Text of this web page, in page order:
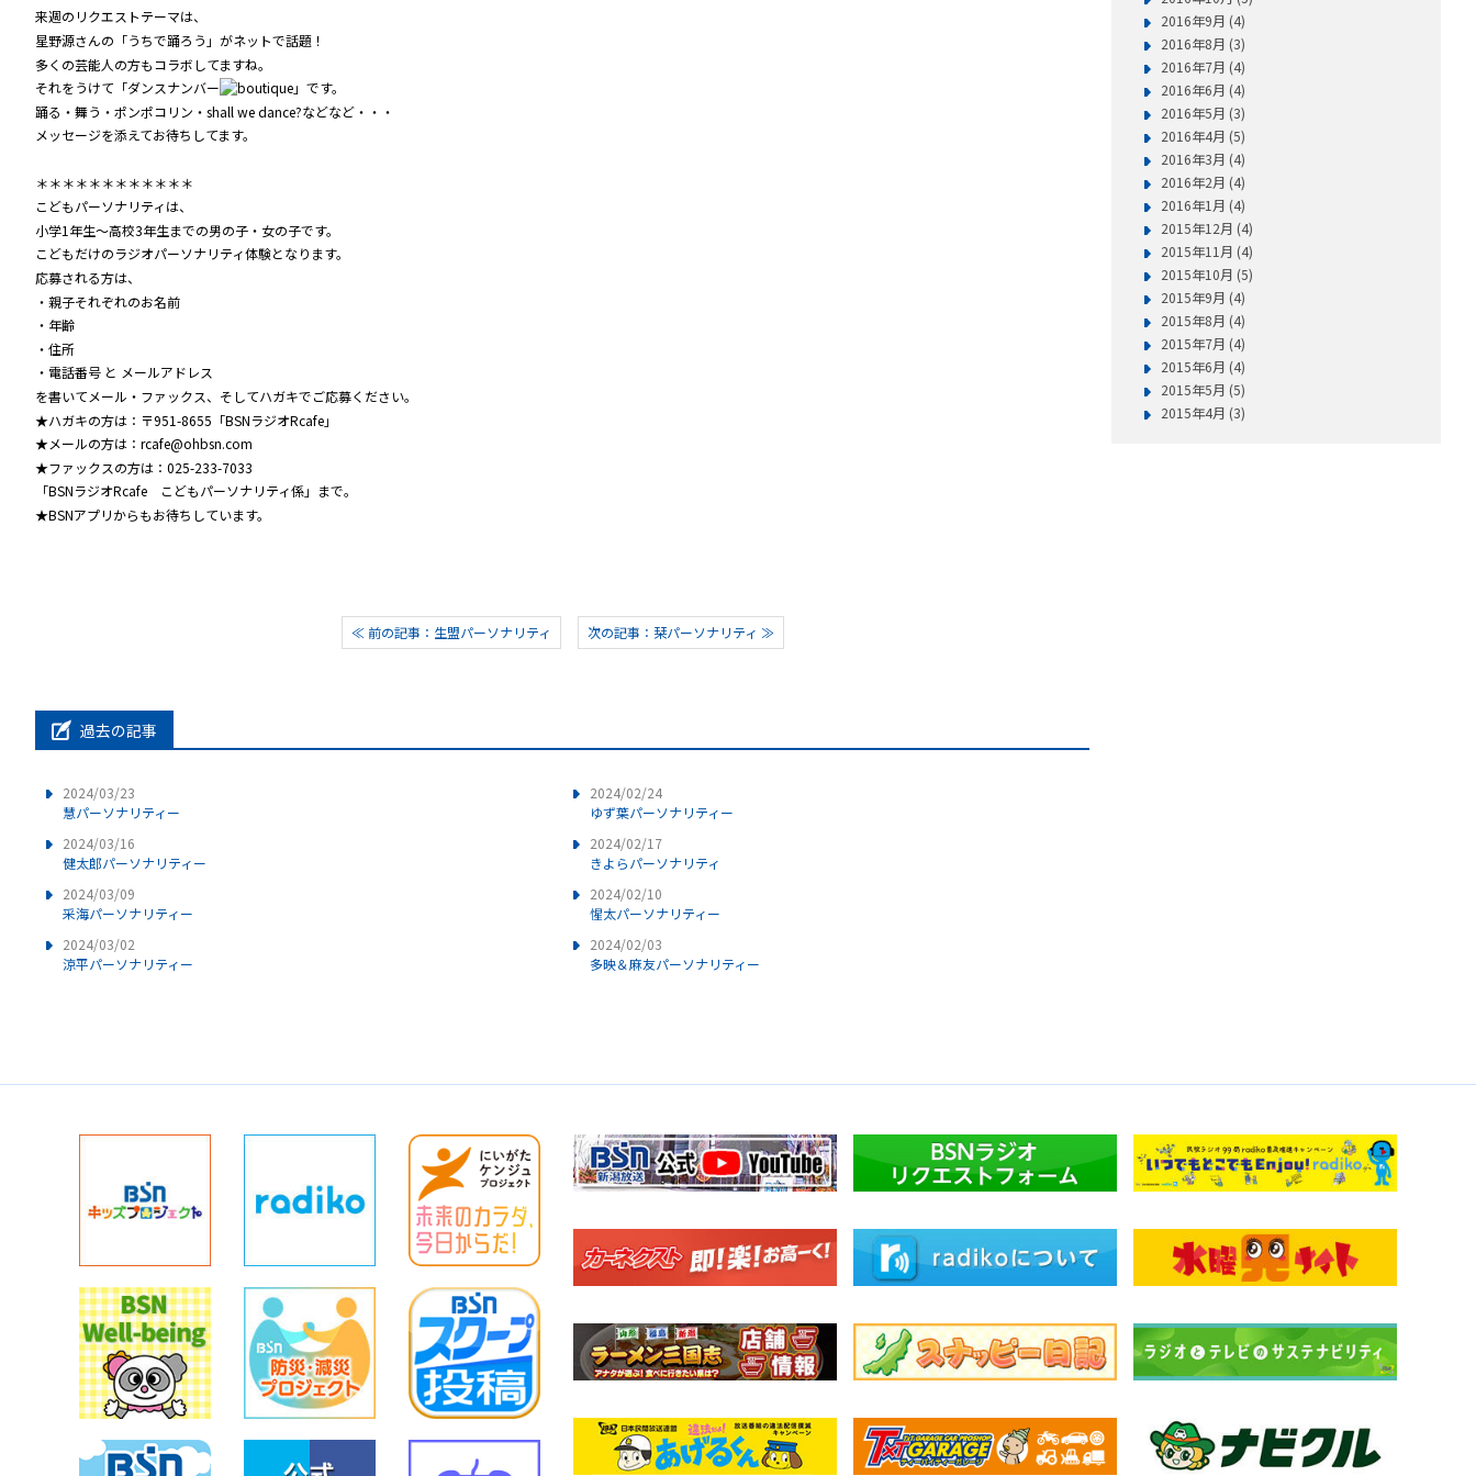
来週のリクエストテーマは、
星野源さんの「うちで踊ろう」がネットで話題！
多くの芸能人の方もコラボしてますね。
それをうけて「ダンスナンバー
」です。
踊る・舞う・ポンポコリン・shall we dance?などなど・・・
メッセージを添えてお待ちしてます。
＊＊＊＊＊＊＊＊＊＊＊＊
こどもパーソナリティは、
小学1年生～高校3年生までの男の子・女の子です。
こどもだけのラジオパーソナリティ体験となります。
応募される方は、
・親子それぞれのお名前
・年齢
・住所
・電話番号 と メールアドレス
を書いてメール・ファックス、そしてハガキでご応募ください。
★ハガキの方は：〒951-8655「BSNラジオRcafe」
★メールの方は：rcafe@ohbsn.com
★ファックスの方は：025-233-7033
「BSNラジオRcafe こどもパーソナリティ係」まで。
★BSNアプリからもお待ちしています。
≪ 前の記事：生盟パーソナリティ 次の記事：栞パーソナリティ ≫
過去の記事
2024/03/23
慧パーソナリティー
2024/03/16
健太郎パーソナリティー
2024/03/09
采海パーソナリティー
2024/03/02
涼平パーソナリティー
2024/02/24
ゆず葉パーソナリティー
2024/02/17
きよらパーソナリティ
2024/02/10
惺太パーソナリティー
2024/02/03
多映＆麻友パーソナリティー
2016年9月 (4)
2016年8月 (3)
2016年7月 (4)
2016年6月 (4)
2016年5月 (3)
2016年4月 (5)
2016年3月 (4)
2016年2月 (4)
2016年1月 (4)
2015年12月 (4)
2015年11月 (4)
2015年10月 (5)
2015年9月 (4)
2015年8月 (4)
2015年7月 (4)
2015年6月 (4)
2015年5月 (5)
2015年4月 (3)